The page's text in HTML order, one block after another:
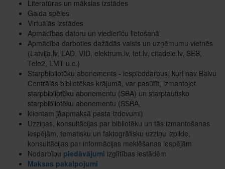
Literatūras un mākslas izstādes
Galda spēles
Virtuālās izstādes
Apmācības datoru un viedierīču lietošanā
Apmācība darboties dažādās valsts un uzņēmumu vietnēs
(Latvija.lv, LAD, VID, elektrum.lv, tet.lv, citadele.lv, SEB,
Tele2, LMT u.c.)
Starpbibliotēku abonements - iespieddarbus, kuri nav Balvu
Centrālās bibliotēkas krājumā, var pasūtīt, izmantojot
starpbibliotēku abonementu (SBA) un starptautisko
starpbibliotēku abonementu (SSBA,
klientam jāapmaksā pasta izdevumi)
Uzziņas, konsultācijas par bibliotēku un tās izmantošanas
iespējām, tematisku un faktogrāfisku uzziņu izpilde,
konsultācijas par informācijas meklēšanas iespējām
Nodarbību piedāvājumi izglītības iestādēm
Maksas pakalpojumi